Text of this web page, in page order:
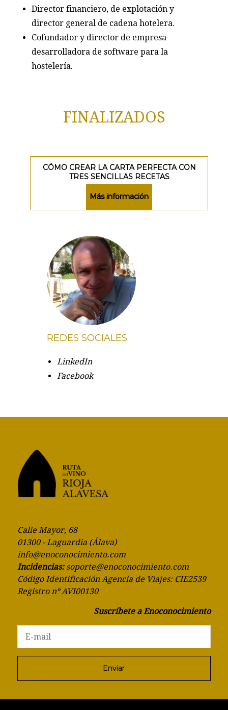
Director financiero, de explotación y
director general de cadena hotelera.
Cofundador y director de empresa
desarrolladora de software para la
hostelería.
FINALIZADOS
CÓMO CREAR LA CARTA PERFECTA CON
TRES SENCILLAS RECETAS
Más información
REDES SOCIALES
LinkedIn
Facebook
Calle Mayor, 68
01300 - Laguardia (Álava)
info@enoconocimiento.com
Incidencias: soporte@enoconocimiento.com
Código Identificación Agencia de Viajes: CIE2539
Registro nº AVI00130
Suscríbete a Enoconocimiento